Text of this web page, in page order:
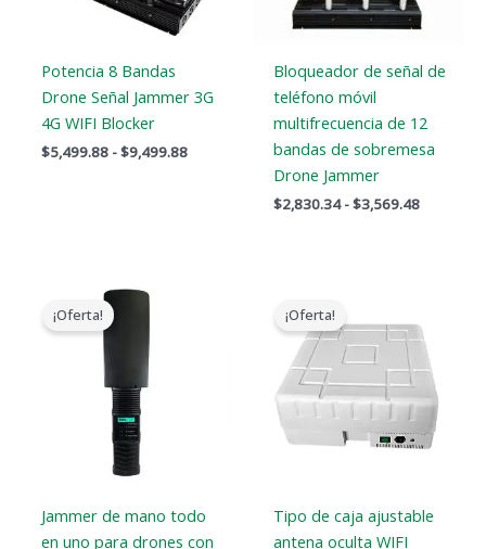
Potencia 8 Bandas
Drone Señal Jammer 3G
4G WIFI Blocker
$5,499.88 -$9,499.88
Bloqueador de señal de
teléfono móvil
multifrecuencia de 12
bandas de sobremesa
Drone Jammer
$2,830.34 -$3,569.48
¡Oferta!
Jammer de mano todo
en uno para drones con
El
precio
original
$3,099.00.
¡Oferta!
Tipo de caja ajustable
antena oculta WIFI
original
era:
$1,699.00.
actual
es:
$1,099.99.